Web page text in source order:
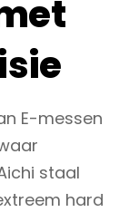
E-messen
staal
hard